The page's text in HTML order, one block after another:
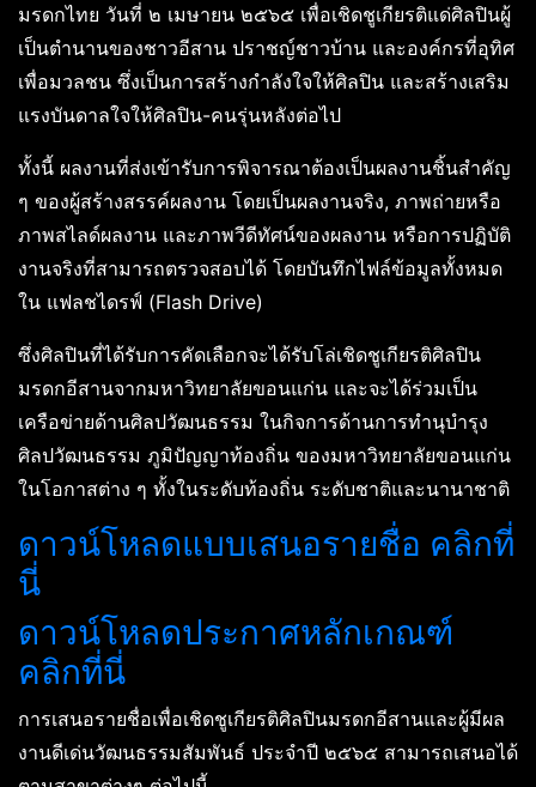
มรดกไทย วันที่ ๒ เมษายน ๒๕๖๕ เพื่อเชิดชูเกียรติแด่ศิลปินผู้
เป็นตำนานของชาวอีสาน ปราชญ์ชาวบ้าน และองค์กรที่อุทิศ
เพื่อมวลชน ซึ่งเป็นการสร้างกำลังใจให้ศิลปิน และสร้างเสริม
แรงบันดาลใจให้ศิลปิน-คนรุ่นหลังต่อไป
ทั้งนี้ ผลงานที่ส่งเข้ารับการพิจารณาต้องเป็นผลงานชิ้นสำคัญ
ๆ ของผู้สร้างสรรค์ผลงาน โดยเป็นผลงานจริง, ภาพถ่ายหรือ
ภาพสไลด์ผลงาน และภาพวีดีทัศน์ของผลงาน หรือการปฏิบัติ
งานจริงที่สามารถตรวจสอบได้ โดยบันทึกไฟล์ข้อมูลทั้งหมด
ใน แฟลชไดรฟ์ (Flash Drive)
ซึ่งศิลปินที่ได้รับการคัดเลือกจะได้รับโล่เชิดชูเกียรติศิลปิน
มรดกอีสานจากมหาวิทยาลัยขอนแก่น และจะได้ร่วมเป็น
เครือข่ายด้านศิลปวัฒนธรรม ในกิจการด้านการทำนุบำรุง
ศิลปวัฒนธรรม ภูมิปัญญาท้องถิ่น ของมหาวิทยาลัยขอนแก่น
ในโอกาสต่าง ๆ ทั้งในระดับท้องถิ่น ระดับชาติและนานาชาติ
ดาวน์โหลดแบบเสนอรายชื่อ คลิกที่
นี่
ดาวน์โหลดประกาศหลักเกณฑ์
คลิกที่นี่
การเสนอรายชื่อเพื่อเชิดชูเกียรติศิลปินมรดกอีสานและผู้มีผล
งานดีเด่นวัฒนธรรมสัมพันธ์ ประจำปี ๒๕๖๕ สามารถเสนอได้